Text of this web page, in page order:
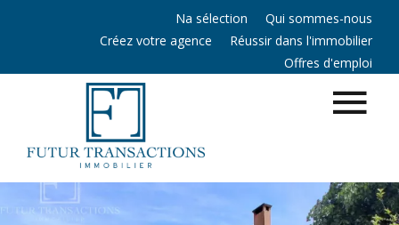
Na sélection
Qui sommes-nous
Créez votre agence
Réussir dans l'immobilier
Offres d'emploi